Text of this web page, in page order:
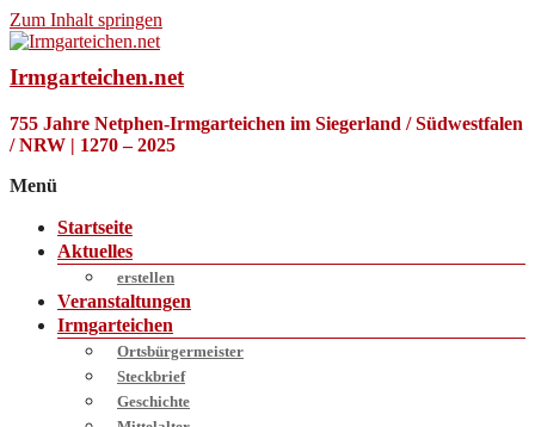
Zum Inhalt springen
Irmgarteichen.net
755 Jahre Netphen-Irmgarteichen im Siegerland / Südwestfalen
/ NRW | 1270 – 2025
Menü
Startseite
Aktuelles
erstellen
Veranstaltungen
Irmgarteichen
Ortsbürgermeister
Steckbrief
Geschichte